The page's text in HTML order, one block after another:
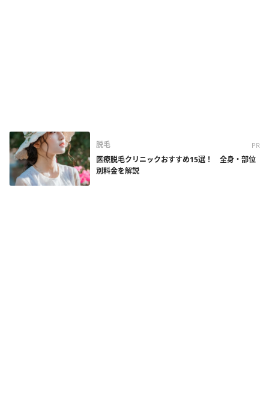
脱毛 PR
医療脱毛クリニックおすすめ15選！ 全身・部位
別料金を解説